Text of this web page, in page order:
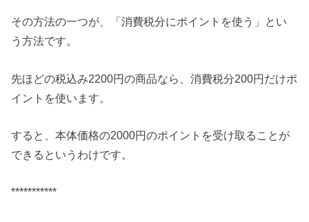
その方法の一つが、「消費税分にポイントを使う」とい
う方法です。
先ほどの税込み2200円の商品なら、消費税分200円だけポ
イントを使います。
すると、本体価格の2000円のポイントを受け取ることが
できるというわけです。
***********